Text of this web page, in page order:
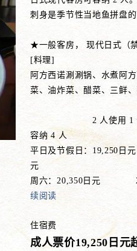
刺身是季节性当地鱼拼盘的
★一般客房， 现代日式（禁
[料理]
阿方西诺涮涮锅、水煮阿
菜、油炸菜、醋菜、三鲜
2 人使用 1 个房
容纳 4 人
平日及节假日：
元
周六：20,350日元
续阅读
住宿费
成人票价19,250日元